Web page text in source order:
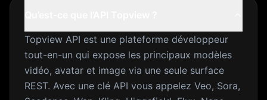
Topview API est une plateforme développeur
tout-en-un qui expose les principaux modèles
vidéo, avatar et image via une seule surface
REST. Avec une clé API vous appelez Veo, Sora,